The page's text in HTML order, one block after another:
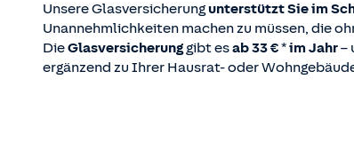
Unsere Glasversicherungunterstützt Sie im
Unannehmlichkeiten machen zu müssen, die
DieGlasversicherunggibt esab 33 € * im Jahr–
ergänzend zu Ihrer Hausrat- oder